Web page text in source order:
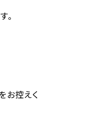
。
お控えく